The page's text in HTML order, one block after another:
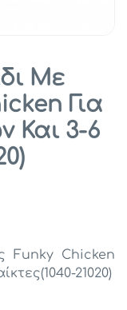
Με
Για
Και 3-6
Funky Chicken
21020)